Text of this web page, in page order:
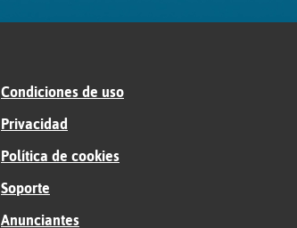
Condiciones de uso
Privacidad
Política de cookies
Soporte
Anunciantes